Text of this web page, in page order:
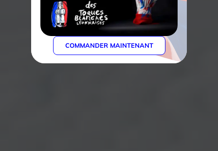
COMMANDER MAINTENANT